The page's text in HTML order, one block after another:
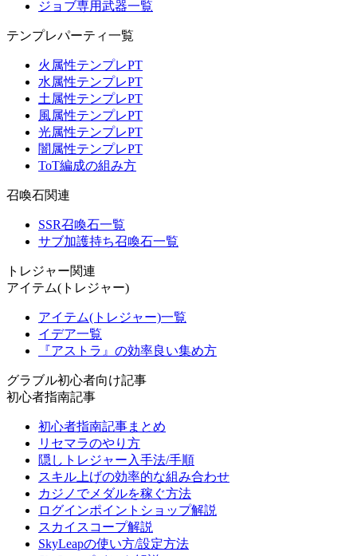
ジョブ専用武器一覧
テンプレパーティ一覧
火属性テンプレPT
水属性テンプレPT
土属性テンプレPT
風属性テンプレPT
光属性テンプレPT
闇属性テンプレPT
ToT編成の組み方
召喚石関連
SSR召喚石一覧
サブ加護持ち召喚石一覧
トレジャー関連
アイテム(トレジャー)
アイテム(トレジャー)一覧
イデア一覧
『アストラ』の効率良い集め方
グラブル初心者向け記事
初心者指南記事
初心者指南記事まとめ
リセマラのやり方
隠しトレジャー入手法/手順
スキル上げの効率的な組み合わせ
カジノでメダルを稼ぐ方法
ログインポイントショップ解説
スカイスコープ解説
SkyLeapの使い方/設定方法